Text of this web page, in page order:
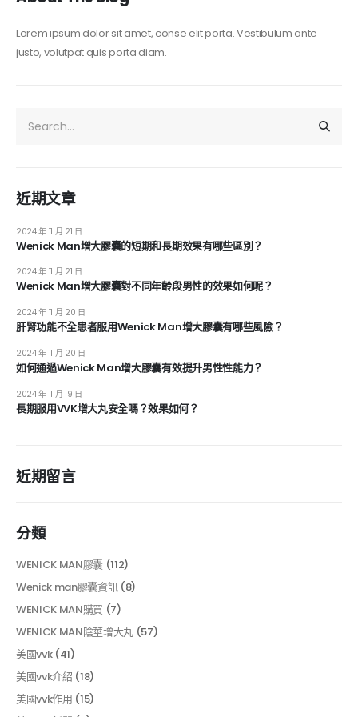
Lorem ipsum dolor sit amet, conse elit porta. Vestibulum ante
justo, volutpat quis porta diam.
近期文章
Wenick Man增大膠囊的短期和長期效果有哪些區別？
2024 年 11 月 21 日
Wenick Man增大膠囊對不同年齡段男性的效果如何呢？
2024 年 11 月 21 日
肝腎功能不全患者服用Wenick Man增大膠囊有哪些風險？
2024 年 11 月 20 日
如何通過Wenick Man增大膠囊有效提升男性性能力？
2024 年 11 月 20 日
長期服用VVK增大丸安全嗎？效果如何？
2024 年 11 月 19 日
近期留言
分類
WENICK MAN膠囊 (112)
Wenick man膠囊資訊(8)
WENICK MAN購買 (7)
WENICK MAN陰莖增大丸 (57)
美國vvk(41)
美國vvk介紹 (18)
美國vvk作用 (15)